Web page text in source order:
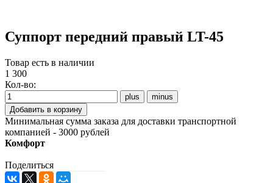
Суппорт передний правый LT-45
Товар есть в наличии
1 300
Кол-во:
Минимальная сумма заказа для доставки транспортной
компанией - 3000 рублей
Комфорт
Поделиться